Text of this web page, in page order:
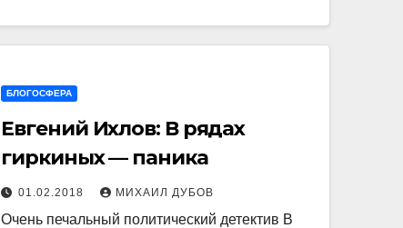
БЛОГОСФЕРА
Евгений Ихлов: В рядах
гиркиных — паника
01.02.2018 МИХАИЛ ДУБОВ
Очень печальный политический детектив В